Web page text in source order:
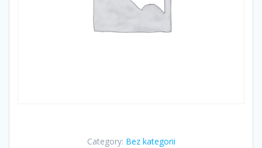
Category: Bez kategorii